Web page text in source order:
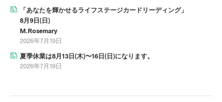
「あなたを輝かせるライフステージカードリーディング」
8月9日(日)
M.Rosemary
2026年7月19日
夏季休業は8月13日(木)〜16日(日)になります。
2026年7月19日